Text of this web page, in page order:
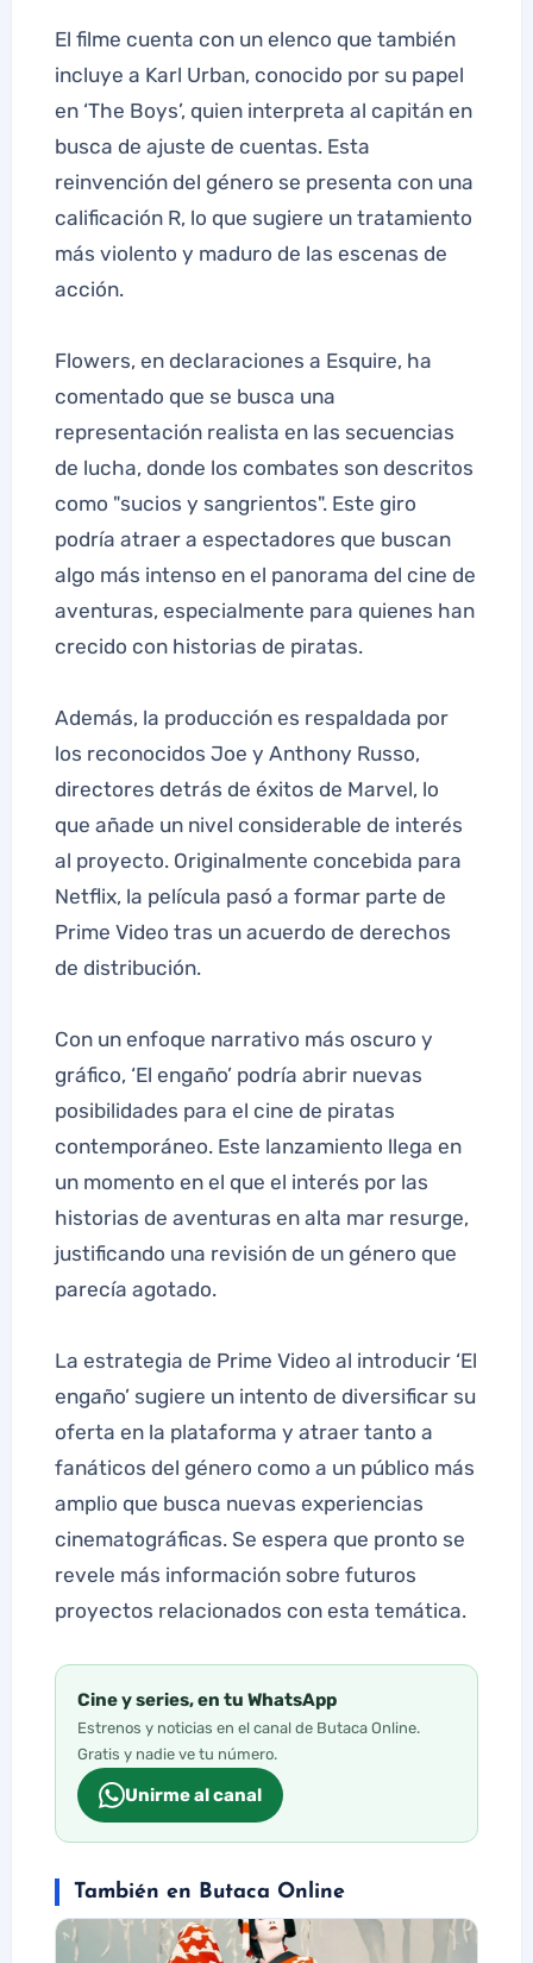
El filme cuenta con un elenco que también
incluye a Karl Urban, conocido por su papel
en ‘The Boys’, quien interpreta al capitán en
busca de ajuste de cuentas. Esta
reinvención del género se presenta con una
calificación R, lo que sugiere un tratamiento
más violento y maduro de las escenas de
acción.
Flowers, en declaraciones a Esquire, ha
comentado que se busca una
representación realista en las secuencias
de lucha, donde los combates son descritos
como "sucios y sangrientos". Este giro
podría atraer a espectadores que buscan
algo más intenso en el panorama del cine de
aventuras, especialmente para quienes han
crecido con historias de piratas.
Además, la producción es respaldada por
los reconocidos Joe y Anthony Russo,
directores detrás de éxitos de Marvel, lo
que añade un nivel considerable de interés
al proyecto. Originalmente concebida para
Netflix, la película pasó a formar parte de
Prime Video tras un acuerdo de derechos
de distribución.
Con un enfoque narrativo más oscuro y
gráfico, ‘El engaño’ podría abrir nuevas
posibilidades para el cine de piratas
contemporáneo. Este lanzamiento llega en
un momento en el que el interés por las
historias de aventuras en alta mar resurge,
justificando una revisión de un género que
parecía agotado.
La estrategia de Prime Video al introducir ‘El
engaño’ sugiere un intento de diversificar su
oferta en la plataforma y atraer tanto a
fanáticos del género como a un público más
amplio que busca nuevas experiencias
cinematográficas. Se espera que pronto se
revele más información sobre futuros
proyectos relacionados con esta temática.
Cine y series, en tu WhatsApp
Estrenos y noticias en el canal de Butaca Online.
Gratis y nadie ve tu número.
Unirme al canal
También en Butaca Online